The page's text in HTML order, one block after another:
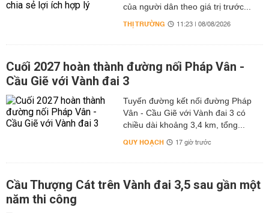
của người dân theo giá trị trước...
THỊ TRƯỜNG 11:23 | 08/08/2026
Cuối 2027 hoàn thành đường nối Pháp Vân -
Cầu Giẽ với Vành đai 3
Tuyến đường kết nối đường Pháp
Vân - Cầu Giẽ với Vành đai 3 có
chiều dài khoảng 3,4 km, tổng...
QUY HOẠCH 17 giờ trước
Cầu Thượng Cát trên Vành đai 3,5 sau gần một
năm thi công